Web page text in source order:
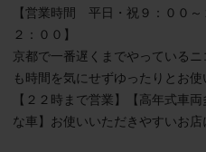
【営業時間　平日・祝９：００
２：００】
京都で一番遅くまでやっている
も時間を気にせずゆったりとお
【２２時まで営業】【高年式車
な車】お使いいただきやすいお